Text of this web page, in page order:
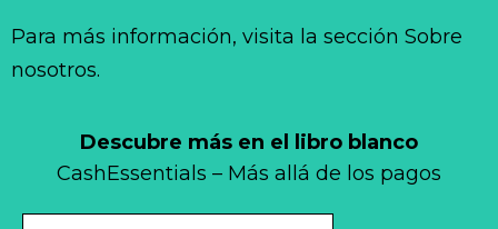
Descubre más en el libro blanco
CashEssentials – Más allá de los pagos
Para más información, visita la sección Sobre
nosotros.